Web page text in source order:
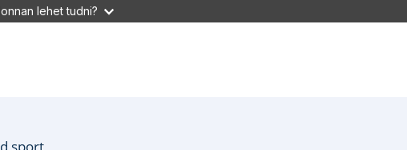
lehet tudni?